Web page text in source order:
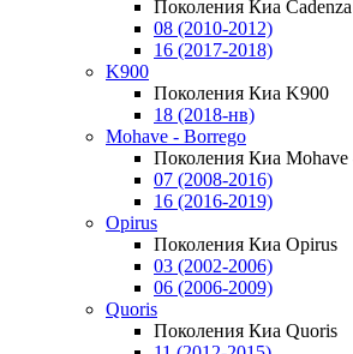
Поколения Киа Cadenza
08 (2010-2012)
16 (2017-2018)
K900
Поколения Киа K900
18 (2018-нв)
Mohave - Borrego
Поколения Киа Mohave
07 (2008-2016)
16 (2016-2019)
Opirus
Поколения Киа Opirus
03 (2002-2006)
06 (2006-2009)
Quoris
Поколения Киа Quoris